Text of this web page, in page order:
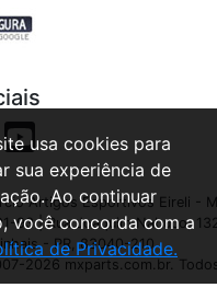
Artigos Esportivos Eireli -
93 | Rua Joaquim Nabuco,
- PR, 83040-210
2026 mxparts.com.br.
usa cookies para
sua experiência de
Ao continuar
você concorda com a
de Privacidade.